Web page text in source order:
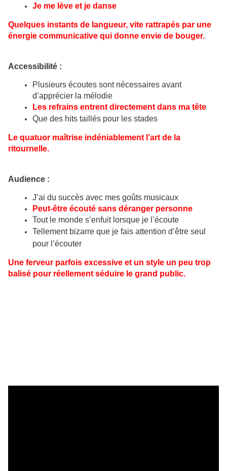
Je me lève et je danse
Quelques instants de langueur, vite rattrapés par une
énergie communicative qui donne envie de bouger.
Accessibilité :
Plusieurs écoutes sont nécessaires avant
d’apprécier la mélodie
Les refrains entrent directement dans ma tête
Que des hits taillés pour les stades
Le quatuor maîtrise indéniablement l’art de la
ritournelle.
Audience :
J’ai du succès avec mes goûts musicaux
Peut-être écouté sans déranger personne
Tout le monde s’enfuit lorsque je l’écoute
Tellement bizarre que je fais attention d’être seul
pour l’écouter
Une ferveur parfois excessive et un style un peu trop
balisé pour réellement séduire le grand public.